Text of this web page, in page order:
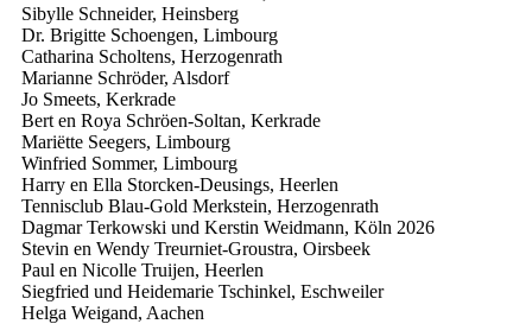
Sibylle Schneider, Heinsberg
Dr. Brigitte Schoengen, Limbourg
Catharina Scholtens, Herzogenrath
Marianne Schröder, Alsdorf
Jo Smeets, Kerkrade
Bert en Roya Schröen-Soltan, Kerkrade
Mariëtte Seegers, Limbourg
Winfried Sommer, Limbourg
Harry en Ella Storcken-Deusings, Heerlen
Tennisclub Blau-Gold Merkstein, Herzogenrath
Dagmar Terkowski und Kerstin Weidmann, Köln 2026
Stevin en Wendy Treurniet-Groustra, Oirsbeek
Paul en Nicolle Truijen, Heerlen
Siegfried und Heidemarie Tschinkel, Eschweiler
Helga Weigand, Aachen